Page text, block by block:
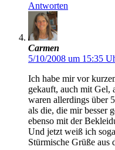
Antworten
Carmen
5/10/2008 um 15:35
Ich habe mir vor
gekauft, auch mit Gel,
waren allerdings über
als die, die mir besser
ebenso mit der
Und jetzt weiß ich
Stürmische Grüße